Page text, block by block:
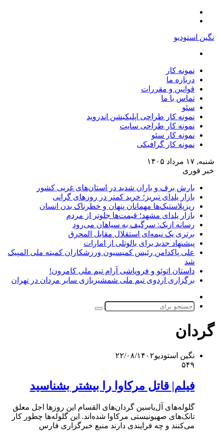
نگین استودیو
نمونه کار
درباره ما
قوانین و مقررات
تماس با ما
سئو
نمونه کار طراحی اپلیکیشن اندروید
نمونه کار طراحی سایت
نمونه کار سئو
نمونه کار گرافیکی
شنبه, ۱۷ مرداد ۱۴۰۵
خبر فوری
بارش برف و باران شدید در استان‌های غربی کشور
بازار یلدای تبریز؛ خرید کمتر در روزهای گرانی
ریزپلاستیک‌ها مهمانان پنهان و خطرناک بدن انسان
بازار یلدای مشهد؛ قیمت‌ها جلوتر از مردم
رسانه ازبک: سرگیف به سپاهان می‌رود
برتری یک نیمه‌ای استقلال مقابل المحرق
پیشنهاد جدید برای بالوتلی از امارات
علی پاکدامن رئیس کمیسیون ورزشکاران کمیته ملی المپیک
شد
داستان اتوئو و فروپاشی آرام تیم ملی کامرون!
برگزاری اردوی تیم ملی شمشیربازی سابر مردان در تهران
پوسته
جستجو
گردان‌
نگین استودیو۲۲/۰۸/۱۴۰۲
۵۴۹
فیلم| قاتل مرکاوا را بیشتر بشناسید
گلوله‌های آل‌یاسین گردان‌های القسام این روزها اجل معلق
تانک‌های صهیونیستی مرکاوا شده‌اند. این گلوله‌ها چطور کار
می‌کنند و چه فرایندی دارند منبع خبرگزاری فارس